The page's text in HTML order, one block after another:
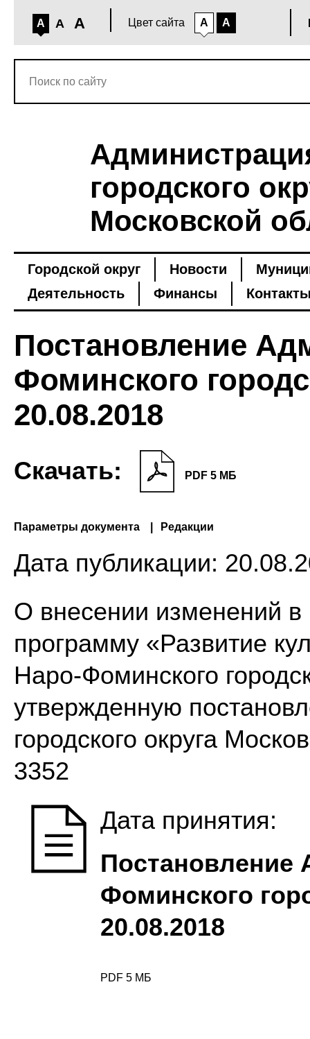
A A A Цвет сайта A A
городского
Московской
Городской округ Новости
Деятельность
Финансы
Постановление
Фоминского
20.08.2018
Скачать: PDF 5 МБ
Параметры документа Редакции
Дата публикации:
О внесении изменений
программу «Развитие
Наро-Фоминского
утвержденную
городского округа
3352
Дата принятия:
Постановление
Фоминского
20.08.2018
PDF 5 МБ